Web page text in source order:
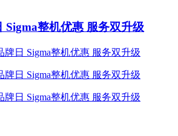
Sigma整机优惠 服务双升级